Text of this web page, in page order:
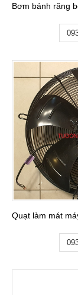
Bơm bánh răng
Quạt làm mát